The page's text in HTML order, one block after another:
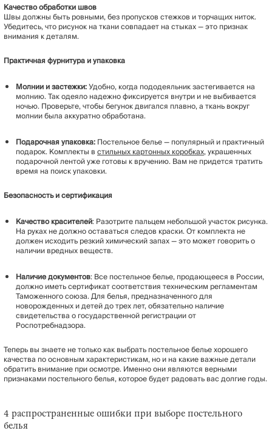
Качество обработки швов
Швы должны быть ровными, без пропусков стежков и торчащих ниток.
Убедитесь, что рисунок на ткани совпадает на стыках — это признак
внимания к деталям.
Практичная фурнитура и упаковка
Молнии и застежки:Удобно, когда пододеяльник застегивается на
молнию. Так одеяло надежно фиксируется внутри и не выбивается
ночью. Проверьте, чтобы бегунок двигался плавно, а ткань вокруг
молнии была аккуратно обработана.
Подарочная упаковка:Постельное белье — популярный и практичный
подарок. Комплекты встильных картонных коробках, украшенных
подарочной лентой уже готовы к вручению. Вам не придется тратить
время на поиск упаковки.
Безопасность и сертификация
Качествокрасителей: Разотрите пальцем небольшой участок рисунка.
На руках не должно оставаться следов краски. От комплекта не
должен исходить резкий химический запах — это может говорить о
наличии вредных веществ.
Наличиедокументов: Все постельное белье, продающееся в России,
должно иметь сертификат соответствия техническим регламентам
Таможенного союза. Для белья, предназначенного для
новорожденных и детей до трех лет, обязательно наличие
свидетельства о государственной регистрации от
Роспотребнадзора.
Теперь вы знаете не только как выбрать постельное белье хорошего
качества по основным характеристикам, но и на какие важные детали
обратить внимание при осмотре. Именно они являются верными
признаками постельного белья, которое будет радовать вас долгие годы.
4 распространенные ошибки при выборе постельного
белья